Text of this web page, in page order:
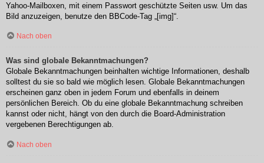
Yahoo-Mailboxen, mit einem Passwort geschützte Seiten usw. Um das
Bild anzuzeigen, benutze den BBCode-Tag „[img]“.
Nach oben
Was sind globale Bekanntmachungen?
Globale Bekanntmachungen beinhalten wichtige Informationen, deshalb
solltest du sie so bald wie möglich lesen. Globale Bekanntmachungen
erscheinen ganz oben in jedem Forum und ebenfalls in deinem
persönlichen Bereich. Ob du eine globale Bekanntmachung schreiben
kannst oder nicht, hängt von den durch die Board-Administration
vergebenen Berechtigungen ab.
Nach oben